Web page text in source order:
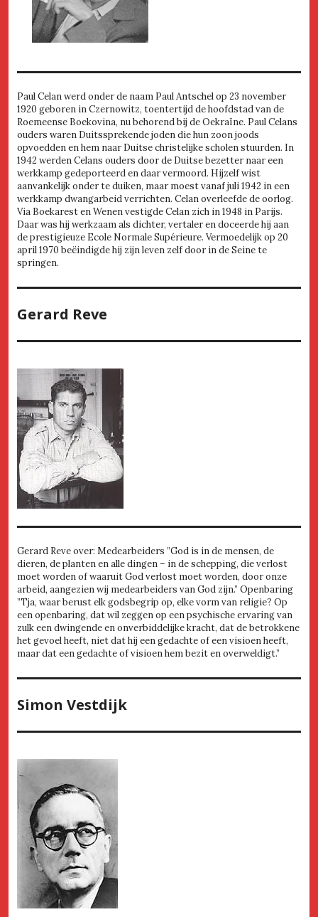
Paul Celan werd onder de naam Paul Antschel op 23 november
1920 geboren in Czernowitz, toentertijd de hoofdstad van de
Roemeense Boekovina, nu behorend bij de Oekraïne. Paul Celans
ouders waren Duitssprekende joden die hun zoon joods
opvoedden en hem naar Duitse christelijke scholen stuurden. In
1942 werden Celans ouders door de Duitse bezetter naar een
werkkamp gedeporteerd en daar vermoord. Hijzelf wist
aanvankelijk onder te duiken, maar moest vanaf juli 1942 in een
werkkamp dwangarbeid verrichten. Celan overleefde de oorlog.
Via Boekarest en Wenen vestigde Celan zich in 1948 in Parijs.
Daar was hij werkzaam als dichter, vertaler en doceerde hij aan
de prestigieuze Ecole Normale Supérieure. Vermoedelijk op 20
april 1970 beëindigde hij zijn leven zelf door in de Seine te
springen.
Gerard Reve
Gerard Reve over: Medearbeiders ”God is in de mensen, de
dieren, de planten en alle dingen – in de schepping, die verlost
moet worden of waaruit God verlost moet worden, door onze
arbeid, aangezien wij medearbeiders van God zijn.” Openbaring
”Tja, waar berust elk godsbegrip op, elke vorm van religie? Op
een openbaring, dat wil zeggen op een psychische ervaring van
zulk een dwingende en onverbiddelijke kracht, dat de betrokkene
het gevoel heeft, niet dat hij een gedachte of een visioen heeft,
maar dat een gedachte of visioen hem bezit en overweldigt.”
Simon Vestdijk